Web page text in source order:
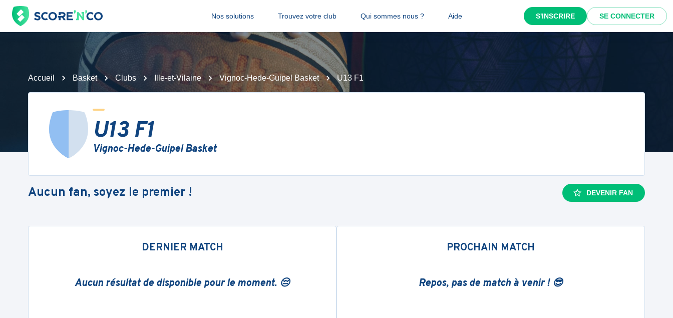
Nos solutions Trouvez votre club Qui sommes nous ? Aide S'INSCRIRE SE CONNECTER
Accueil Basket Clubs Ille-et-Vilaine Vignoc-Hede-Guipel Basket U13 F1
U13 F1
Vignoc-Hede-Guipel Basket
Aucun fan, soyez le premier ! DEVENIR FAN
DERNIER MATCH
Aucun résultat de disponible pour le moment. 😔
PROCHAIN MATCH
Repos, pas de match à venir ! 😎